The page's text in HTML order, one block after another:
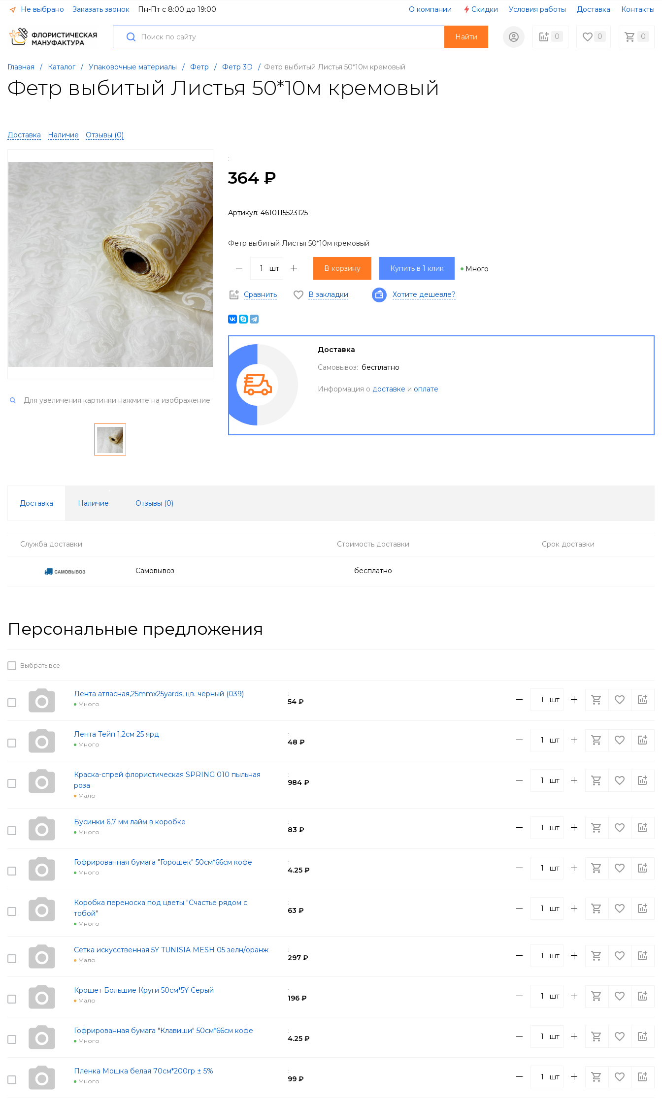
Не выбрано Заказать звонок Пн-Пт с 8:00 до 19:00 О компании Скидки Условия работы Доставка Контакты
0 0 0
Найти
Главная / Каталог / Упаковочные материалы / Фетр / Фетр 3D / Фетр выбитый Листья 50*10м кремовый
Фетр выбитый Листья 50*10м кремовый
Доставка Наличие Отзывы (0)
Для увеличения картинки нажмите на изображение
:
364 ₽
Артикул: 4610115523125
Фетр выбитый Листья 50*10м кремовый
шт В корзину Купить в 1 клик Много
Сравнить В закладки Хотите дешевле?
Доставка
Самовывоз: бесплатно
Информация о доставке и оплате
Доставка Наличие Отзывы (0)
Служба доставки Стоимость доставки Срок доставки
Самовывоз бесплатно
Персональные предложения
Выбрать все
Лента атласная,25mmx25yards, цв. чёрный (039)
Много
:
54 ₽ шт
Лента Тейп 1,2см 25 ярд
Много
:
48 ₽ шт
Краска-спрей флористическая SPRING 010 пыльная
роза
Мало
:
984 ₽ шт
Бусинки 6,7 мм лайм в коробке
Много
:
83 ₽ шт
Гофрированная бумага "Горошек" 50см*66см кофе
Много
:
4.25 ₽ шт
Коробка переноска под цветы "Счастье рядом с
тобой"
Много
:
63 ₽ шт
Сетка искусственная 5Y TUNISIA MESH 05 зелн/оранж
Мало
:
297 ₽ шт
Крошет Большие Круги 50см*5Y Серый
Мало
:
196 ₽ шт
Гофрированная бумага "Клавиши" 50см*66см кофе
Много
:
4.25 ₽ шт
Пленка Мошка белая 70см*200гр ± 5%
Много
:
99 ₽ шт